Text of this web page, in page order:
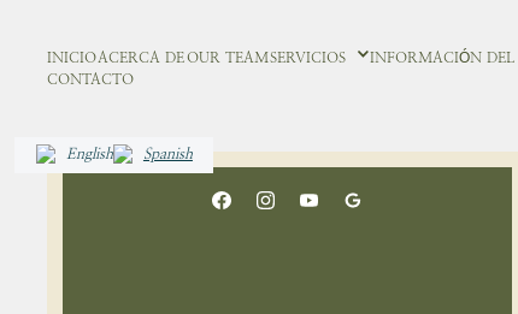
INICIOACERCA DEOUR TEAMSERVICIOS
INFORMACIÓN DEL
CONTACTO
English Spanish